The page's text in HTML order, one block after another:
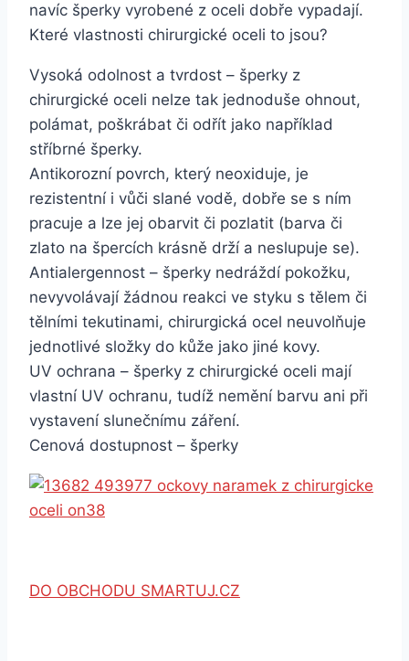
navíc šperky vyrobené z oceli dobře vypadají.
Které vlastnosti chirurgické oceli to jsou?
Vysoká odolnost a tvrdost – šperky z
chirurgické oceli nelze tak jednoduše ohnout,
polámat, poškrábat či odřít jako například
stříbrné šperky.
Antikorozní povrch, který neoxiduje, je
rezistentní i vůči slané vodě, dobře se s ním
pracuje a lze jej obarvit či pozlatit (barva či
zlato na špercích krásně drží a neslupuje se).
Antialergennost – šperky nedráždí pokožku,
nevyvolávají žádnou reakci ve styku s tělem či
tělními tekutinami, chirurgická ocel neuvolňuje
jednotlivé složky do kůže jako jiné kovy.
UV ochrana – šperky z chirurgické oceli mají
vlastní UV ochranu, tudíž nemění barvu ani při
vystavení slunečnímu záření.
Cenová dostupnost – šperky
DO OBCHODU SMARTUJ.CZ